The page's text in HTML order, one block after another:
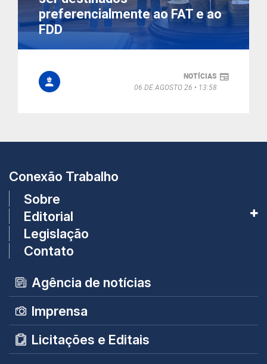
preferencialmente ao FAT e ao
FDD
NOTÍCIAS
06 DE AGOSTO 26
13:58
Conexão Trabalho
Sobre
Editorial
Legislação
Contato
Agência de notícias
Imprensa
Licitações e Editais